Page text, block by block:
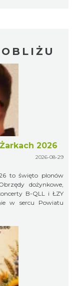
2026
2026-08-29
to święto plonów
dożynkowe,
B-QLL i ŁZY
w sercu Powiatu